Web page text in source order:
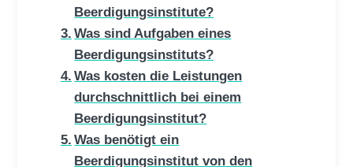
Beerdigungsinstitute?
Was sind Aufgaben eines
Beerdigungsinstituts?
Was kosten die Leistungen
durchschnittlich bei einem
Beerdigungsinstitut?
Was benötigt ein
Beerdigungsinstitut von den